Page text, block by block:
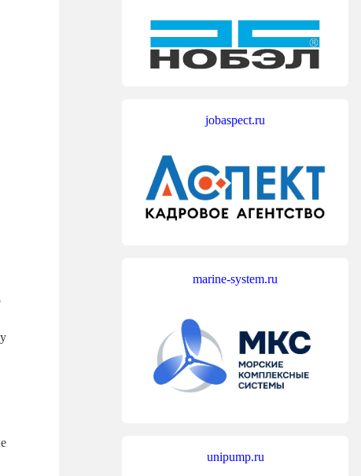
jobaspect.ru
marine-system.ru
unipump.ru